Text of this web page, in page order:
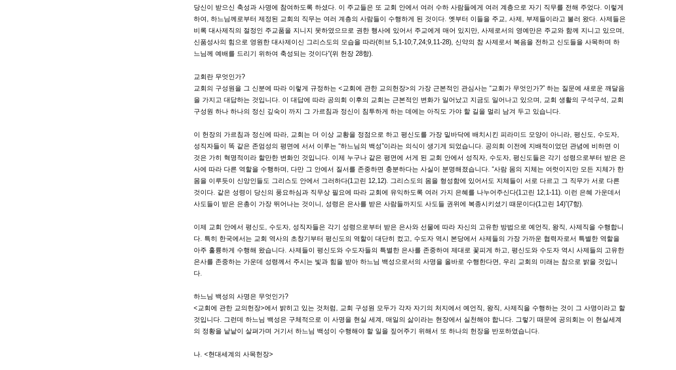
당신이 받으신 축성과 사명에 참여하도록 하셨다. 이 주교들은 또 교회 안에서 여러 수하 사람들에게 여러 계층으로 자기 직무를 전해 주었다. 이렇게
하여, 하느님께로부터 제정된 교회의 직무는 여러 계층의 사람들이 수행하게 된 것이다. 옛부터 이들을 주교, 사제, 부제들이라고 불러 왔다. 사제들은
비록 대사제직의 절정인 주교품을 지니지 못하였으므로 권한 행사에 있어서 주교에게 매어 있지만, 사제로서의 영예만은 주교와 함께 지니고 있으며,
신품성사의 힘으로 영원한 대사제이신 그리스도의 모습을 따라(히브 5,1-10;7,24;9,11-28), 신약의 참 사제로서 복음을 전하고 신도들을 사목하며 하
느님께 예배를 드리기 위하여 축성되는 것이다“(위 헌장 28항).
교회란 무엇인가?
교회의 구성원을 그 신분에 따라 이렇게 규정하는 <교회에 관한 교의헌장>의 가장 근본적인 관심사는 “교회가 무엇인가?” 하는 질문에 새로운 깨달음
을 가지고 대답하는 것입니다. 이 대답에 따라 공의회 이후의 교회는 근본적인 변화가 일어났고 지금도 일어나고 있으며, 교회 생활의 구석구석, 교회
구성원 하나 하나의 정신 깊숙이 까지 그 가르침과 정신이 침투하게 하는 데에는 아직도 가야 할 길을 멀리 남겨 두고 있습니다.
이 헌장의 가르침과 정신에 따라, 교회는 더 이상 교황을 정점으로 하고 평신도를 가장 밑바닥에 배치시킨 피라미드 모양이 아니라, 평신도, 수도자,
성직자들이 똑 같은 존엄성의 평면에 서서 이루는 “하느님의 백성”이라는 의식이 생기게 되었습니다. 공의회 이전에 지배적이었던 관념에 비하면 이
것은 가히 혁명적이라 할만한 변화인 것입니다. 이제 누구나 같은 평면에 서게 된 교회 안에서 성직자, 수도자, 평신도들은 각기 성령으로부터 받은 은
사에 따라 다른 역할을 수행하며, 다만 그 안에서 질서를 존중하면 충분하다는 사실이 분명해졌습니다. “사람 몸의 지체는 여럿이지만 모든 지체가 한
몸을 이루듯이 신앙인들도 그리스도 안에서 그러하다(1고린 12,12). 그리스도의 몸을 형성함에 있어서도 지체들이 서로 다르고 그 직무가 서로 다른
것이다. 같은 성령이 당신의 풍요하심과 직무상 필요에 따라 교회에 유익하도록 여러 가지 은혜를 나누어주신다(1고린 12,1-11). 이런 은혜 가운데서
사도들이 받은 은총이 가장 뛰어나는 것이니, 성령은 은사를 받은 사람들까지도 사도들 권위에 복종시키셨기 때문이다(1고린 14)”(7항).
이제 교회 안에서 평신도, 수도자, 성직자들은 각기 성령으로부터 받은 은사와 선물에 따라 자신의 고유한 방법으로 예언직, 왕직, 사제직을 수행합니
다. 특히 한국에서는 교회 역사의 초창기부터 평신도의 역할이 대단히 컸고, 수도자 역시 본당에서 사제들의 가장 가까운 협력자로서 특별한 역할을
아주 훌륭하게 수행해 왔습니다. 사제들이 평신도와 수도자들의 특별한 은사를 존중하여 제대로 꽃피게 하고, 평신도와 수도자 역시 사제들의 고유한
은사를 존중하는 가운데 성령께서 주시는 빛과 힘을 받아 하느님 백성으로서의 사명을 올바로 수행한다면, 우리 교회의 미래는 참으로 밝을 것입니
다.
하느님 백성의 사명은 무엇인가?
<교회에 관한 교의헌장>에서 밝히고 있는 것처럼, 교회 구성원 모두가 각자 자기의 처지에서 예언직, 왕직, 사제직을 수행하는 것이 그 사명이라고 할
것입니다. 그런데 하느님 백성은 구체적으로 이 사명을 현실 세계, 매일의 삶이라는 현장에서 실천해야 합니다. 그렇기 때문에 공의회는 이 현실세계
의 정황을 낱낱이 살펴가며 거기서 하느님 백성이 수행해야 할 일을 짚어주기 위해서 또 하나의 헌장을 반포하였습니다.
나. <현대세계의 사목헌장>